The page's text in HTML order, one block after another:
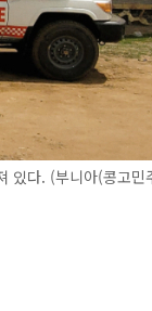
있다. (부니아(콩고민